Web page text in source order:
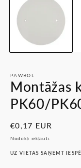
modālā
režīmā
PAWBOL
Montāžas
PK60/
Parastā
cena
€0,17 EUR
Nodokļi iekļauti.
UZ VIETAS SAŅEMT